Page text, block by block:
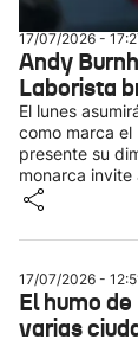
17/07/2026 -
Andy
Laborista
El lunes
como marca
presente su
monarca
17/07/2026 -
El humo
varias